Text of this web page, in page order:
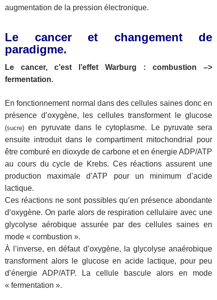
augmentation de la pression électronique.
Le cancer et changement de
paradigme.
Le cancer, c’est l’effet Warburg : combustion –>
fermentation.
En fonctionnement normal dans des cellules saines donc en
présence d’oxygène, les cellules transforment le glucose
(sucre) en pyruvate dans le cytoplasme. Le pyruvate sera
ensuite introduit dans le compartiment mitochondrial pour
être comburé en dioxyde de carbone et en énergie ADP/ATP
au cours du cycle de Krebs. Ces réactions assurent une
production maximale d’ATP pour un minimum d’acide
lactique.
Ces réactions ne sont possibles qu’en présence abondante
d’oxygène. On parle alors de respiration cellulaire avec une
glycolyse aérobique assurée par des cellules saines en
mode « combustion ».
À l’inverse, en défaut d’oxygène, la glycolyse anaérobique
transforment alors le glucose en acide lactique, pour peu
d’énergie ADP/ATP. La cellule bascule alors en mode
« fermentation ».